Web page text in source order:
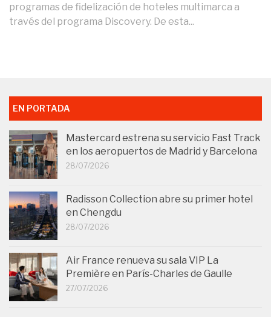
programas de fidelización de hoteles multimarca a
través del programa Discovery. De esta...
EN PORTADA
Mastercard estrena su servicio Fast Track
en los aeropuertos de Madrid y Barcelona
28/07/2026
Radisson Collection abre su primer hotel
en Chengdu
28/07/2026
Air France renueva su sala VIP La
Première en París-Charles de Gaulle
27/07/2026